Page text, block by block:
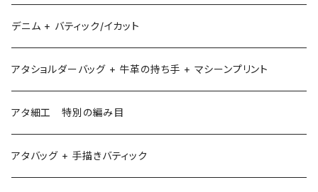
デニム + バティック/イカット
アタショルダーバッグ + 牛革の持ち手 + マシーンプリント
アタ細工 特別の編み目
アタバッグ + 手描きバティック